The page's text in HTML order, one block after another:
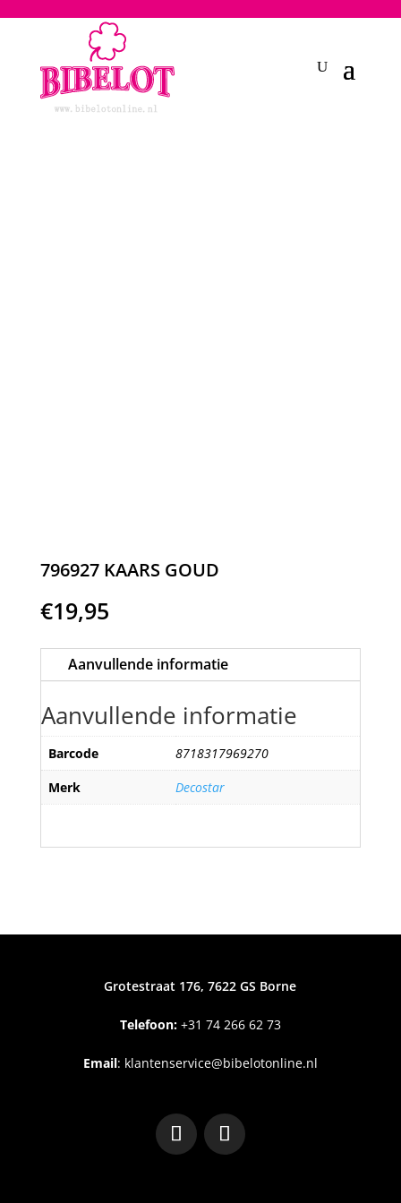
796927 KAARS GOUD
€19,95
Aanvullende informatie
Aanvullende informatie
Barcode
8718317969270
Merk
Decostar
Grotestraat 176, 7622 GS Borne
Telefoon:+31 74 266 62 73
Email: klantenservice@bibelotonline.nl